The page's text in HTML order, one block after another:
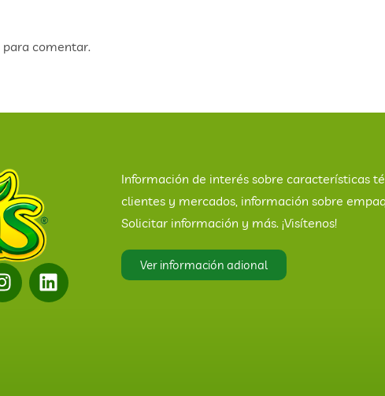
para comentar.
Información de interés sobre características
clientes y mercados, información sobre
Solicitar información y más. ¡Visítenos!
Ver información adional